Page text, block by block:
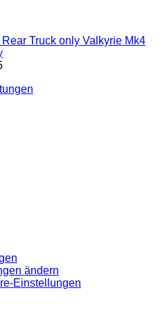
Valkyrie Mk4
ändern
Einstellungen